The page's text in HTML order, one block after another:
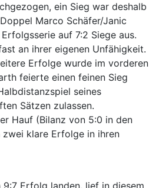
ein Sieg war deshalb
Marco Schäfer/Janic
auf 7:2 Siege aus.
an ihrer eigenen Unfähigkeit.
Erfolge wurde im vorderen
feierte einen feinen Sieg
seines
Sätzen zulassen.
Hauf (Bilanz von 5:0 in den
klare Erfolge in ihren
Erfolg landen, lief in diesem